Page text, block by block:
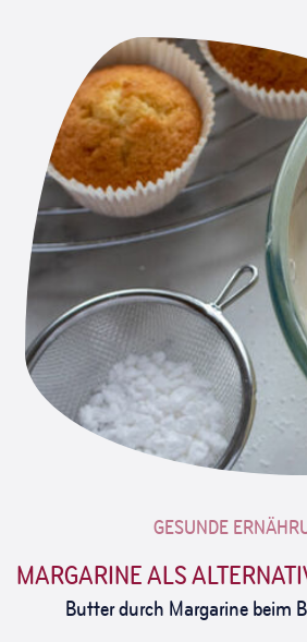
GESUNDE
MARGARINE ALS
Butter durch Margarine beim